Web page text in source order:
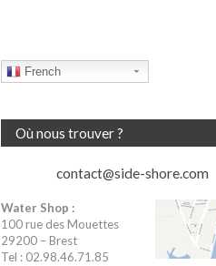
French
Où nous trouver ?
contact@side-shore.com
Water Shop :
100 rue des Mouettes
29200 – Brest
Tel : 02.98.46.71.85